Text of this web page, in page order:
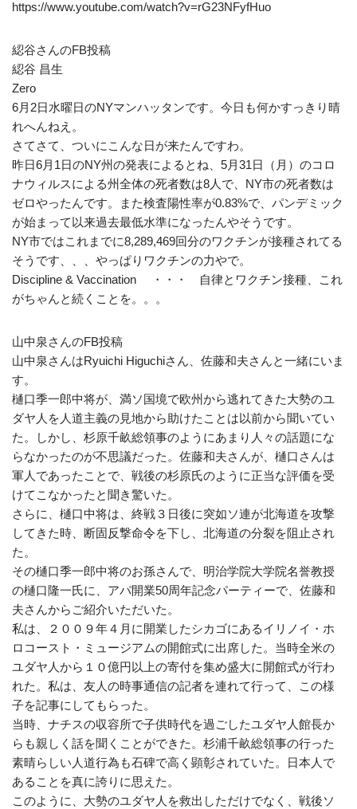
https://www.youtube.com/watch?v=rG23NFyfHuo
綛谷さんのFB投稿
綛谷 昌生
Zero
6月2日水曜日のNYマンハッタンです。今日も何かすっきり晴
れへんねえ。
さてさて、ついにこんな日が来たんですわ。
昨日6月1日のNY州の発表によるとね、5月31日（月）のコロ
ナウィルスによる州全体の死者数は8人で、NY市の死者数は
ゼロやったんです。また検査陽性率が0.83%で、パンデミック
が始まって以来過去最低水準になったんやそうです。
NY市ではこれまでに8,289,469回分のワクチンが接種されてる
そうです、、、やっぱりワクチンの力やで。
Discipline & Vaccination ・・・ 自律とワクチン接種、これ
がちゃんと続くことを。。。
山中泉さんのFB投稿
山中泉さんはRyuichi Higuchiさん、佐藤和夫さんと一緒にいま
す。
樋口季一郎中将が、満ソ国境で欧州から逃れてきた大勢のユ
ダヤ人を人道主義の見地から助けたことは以前から聞いてい
た。しかし、杉原千畝総領事のようにあまり人々の話題にな
らなかったのが不思議だった。佐藤和夫さんが、樋口さんは
軍人であったことで、戦後の杉原氏のように正当な評価を受
けてこなかったと聞き驚いた。
さらに、樋口中将は、終戦３日後に突如ソ連が北海道を攻撃
してきた時、断固反撃命令を下し、北海道の分裂を阻止され
た。
その樋口季一郎中将のお孫さんで、明治学院大学院名誉教授
の樋口隆一氏に、アパ開業50周年記念パーティーで、佐藤和
夫さんからご紹介いただいた。
私は、２００９年４月に開業したシカゴにあるイリノイ・ホ
ロコースト・ミュージアムの開館式に出席した。当時全米の
ユダヤ人から１０億円以上の寄付を集め盛大に開館式が行わ
れた。私は、友人の時事通信の記者を連れて行って、この様
子を記事にしてもらった。
当時、ナチスの収容所で子供時代を過ごしたユダヤ人館長か
らも親しく話を聞くことができた。杉浦千畝総領事の行った
素晴らしい人道行為も石碑で高く顕彰されていた。日本人で
あることを真に誇りに思えた。
このように、大勢のユダヤ人を救出しただけでなく、戦後ソ